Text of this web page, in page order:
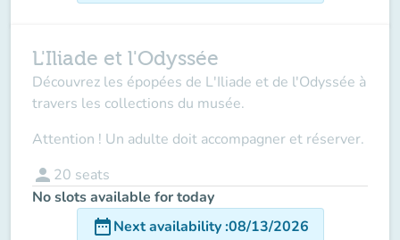
L'Iliade et l'Odyssée
Découvrez les épopées de L'Iliade et de l'Odyssée à
travers les collections du musée.
Attention ! Un adulte doit accompagner et réserver.
person 20 seats
No slots available for today
date_rangeNext availability:08/13/2026